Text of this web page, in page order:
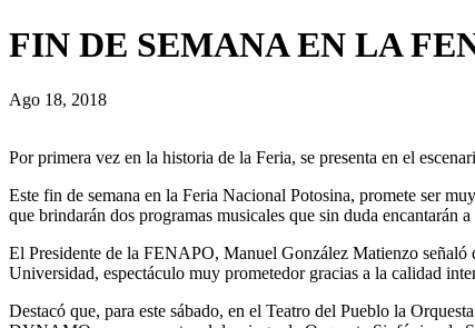
FIN DE SEMANA EN LA
Ago 18, 2018
Por primera vez en la historia de la Feria, se presenta en el
Este fin de semana en la Feria Nacional Potosina, promete ser
que brindarán dos programas musicales que sin duda encantarán
El Presidente de la FENAPO, Manuel González Matienzo señaló
Universidad, espectáculo muy prometedor gracias a la calidad
Destacó que, para este sábado, en el Teatro del Pueblo la